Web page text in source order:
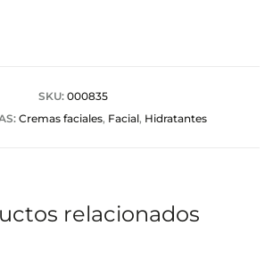
SKU: 000835
Cremas faciales, Facial, Hidratantes
relacionados